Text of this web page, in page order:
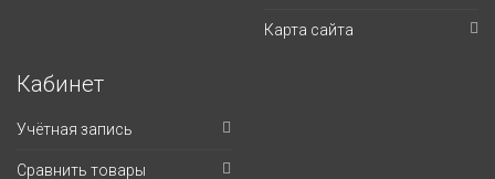
Карта сайта
Кабинет
Учётная запись
Сравнить товары